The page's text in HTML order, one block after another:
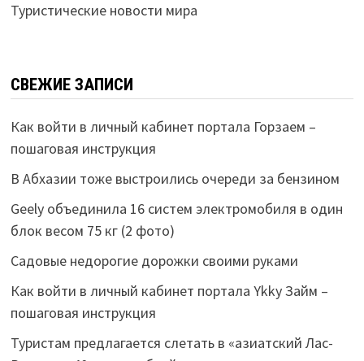
Туристические новости мира
СВЕЖИЕ ЗАПИСИ
Как войти в личный кабинет портала Горзаем –
пошаговая инструкция
В Абхазии тоже выстроились очереди за бензином
Geely объединила 16 систем электромобиля в один
блок весом 75 кг (2 фото)
Садовые недорогие дорожки своими руками
Как войти в личный кабинет портала Ykky Займ –
пошаговая инструкция
Туристам предлагается слетать в «азиатский Лас-